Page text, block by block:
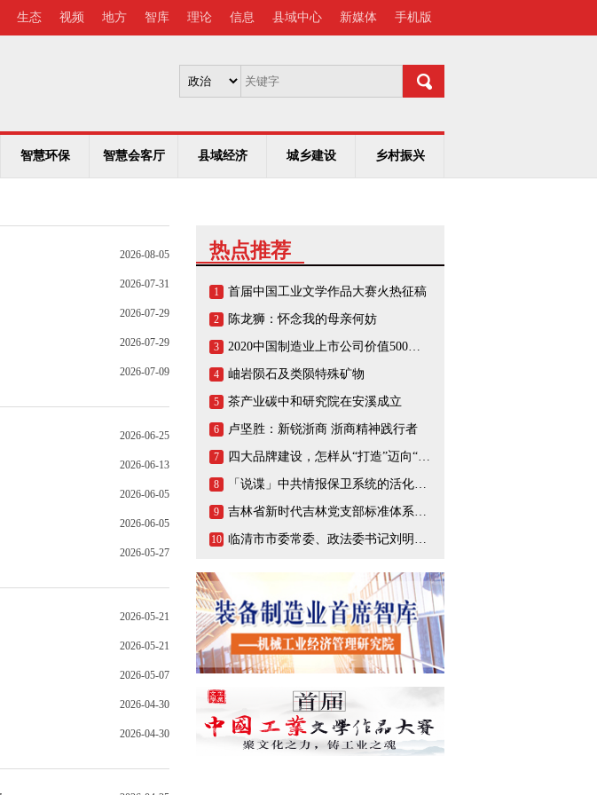
生态 视频 地方 智库 理论 信息 县域中心 新媒体 手机版
智慧环保 智慧会客厅 县域经济 城乡建设 乡村振兴
2026-08-05
2026-07-31
2026-07-29
2026-07-29
2026-07-09
2026-06-25
2026-06-13
2026-06-05
2026-06-05
2026-05-27
2026-05-21
2026-05-21
2026-05-07
2026-04-30
2026-04-30
热点推荐
1 首届中国工业文学作品大赛火热征稿
2 陈龙狮：怀念我的母亲何妨
3 2020中国制造业上市公司价值500强榜单
4 岫岩陨石及类陨特殊矿物
5 茶产业碳中和研究院在安溪成立
6 卢坚胜：新锐浙商 浙商精神践行者
7 四大品牌建设，怎样从“打造”迈向“打响”
8 「说谍」中共情报保卫系统的活化石，一生战斗在情报战线的陈养山
9 吉林省新时代吉林党支部标准体系（BTX）建设把基层党支部打造成坚强的战斗堡垒
10 临清市市委常委、政法委书记刘明峰领导一行莅临连城智造小镇·烟店轴承产业园调研指导